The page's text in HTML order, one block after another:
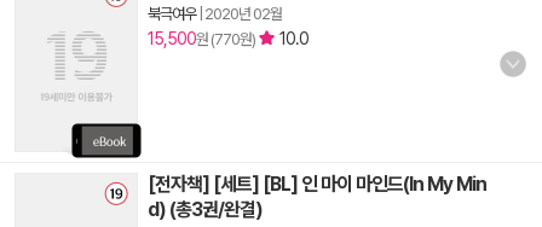
북극여우| 2020년 02월
15,500원 (770원) 10.0
[전자책] [세트] [BL] 인 마이 마인드(In My Min
d) (총3권/완결)